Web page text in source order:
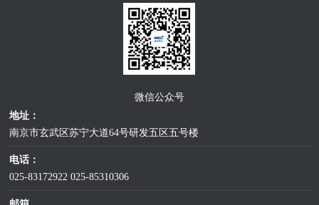
微信公众号
地址：
南京市玄武区苏宁大道64号研发五区五号楼
电话：
025-83172922025-85310306